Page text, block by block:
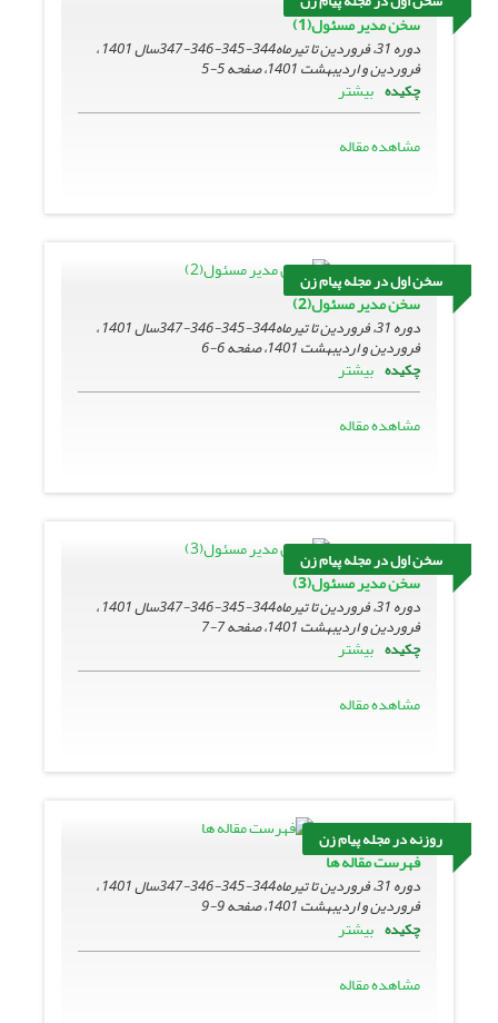
سخن مدیر مسئول(1)
دوره 31، فروردین تا تیرماه344-345-346-347سال 1401 ،
فروردین و اردیبهشت 1401، صفحه
5-5
چکیده بیشتر
مشاهده مقاله
سخن اول در مجله پیام زن
سخن مدیر مسئول(2)
دوره 31، فروردین تا تیرماه344-345-346-347سال 1401 ،
فروردین و اردیبهشت 1401، صفحه
6-6
چکیده بیشتر
مشاهده مقاله
سخن اول در مجله پیام زن
سخن مدیر مسئول(3)
دوره 31، فروردین تا تیرماه344-345-346-347سال 1401 ،
فروردین و اردیبهشت 1401، صفحه
7-7
چکیده بیشتر
مشاهده مقاله
روزنه در مجله پیام زن
فهرست مقاله ها
دوره 31، فروردین تا تیرماه344-345-346-347سال 1401 ،
فروردین و اردیبهشت 1401، صفحه
9-9
چکیده بیشتر
مشاهده مقاله